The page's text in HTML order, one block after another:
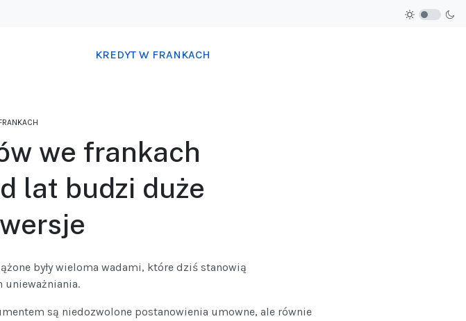
KREDYT W FRANKACH
we frankach
lat budzi duże
były wieloma wadami, które dziś stanowią
unieważniania.
są niedozwolone postanowienia umowne, ale równie